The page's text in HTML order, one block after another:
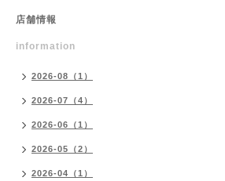
店舗情報
information
2026-08（1）
2026-07（4）
2026-06（1）
2026-05（2）
2026-04（1）